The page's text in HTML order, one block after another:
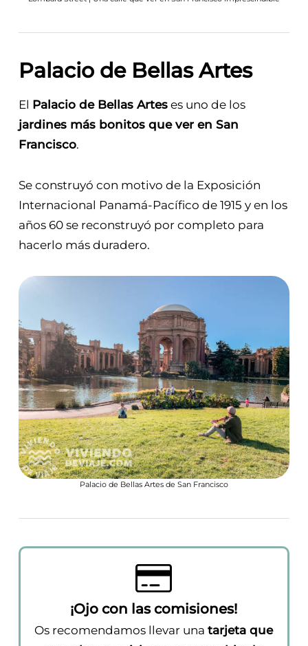
Palacio de Bellas Artes
El Palacio de Bellas Arteses uno de los
jardines más bonitos que ver en San
Francisco.
Se construyó con motivo de la Exposición
Internacional Panamá-Pacífico de 1915 y en los
años 60 se reconstruyó por completo para
hacerlo más duradero.
Palacio de Bellas Artes de San Francisco
¡Ojo con las comisiones!
Os recomendamos llevar unatarjeta que